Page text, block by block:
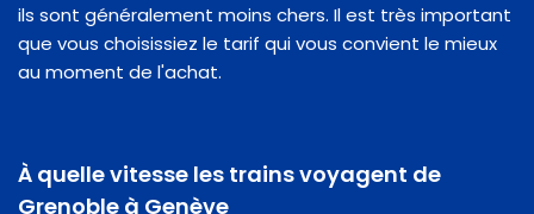
ils sont généralement moins chers. Il est très important
que vous choisissiez le tarif qui vous convient le mieux
au moment de l'achat.
À quelle vitesse les trains voyagent de
Grenoble à Genève